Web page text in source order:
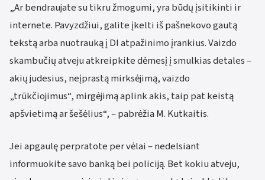
„Ar bendraujate su tikru žmogumi, yra būdų įsitikinti ir
internete. Pavyzdžiui, galite įkelti iš pašnekovo gautą
tekstą arba nuotrauką į DI atpažinimo įrankius. Vaizdo
skambučių atveju atkreipkite dėmesį į smulkias detales –
akių judesius, neįprastą mirksėjimą, vaizdo
„trūkčiojimus“, mirgėjimą aplink akis, taip pat keistą
apšvietimą ar šešėlius“, – pabrėžia M. Kutkaitis.
Jei apgaulę perpratote per vėlai – nedelsiant
informuokite savo banką bei policiją. Bet kokiu atveju,